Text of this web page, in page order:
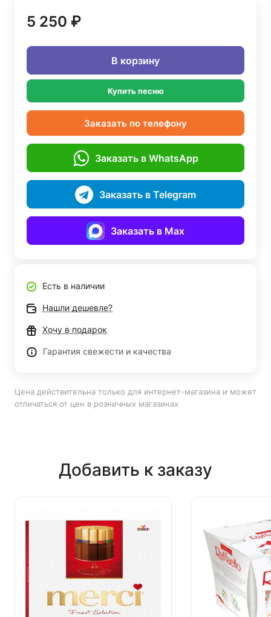
5 250 ₽
В корзину
Купить песню
Заказать по телефону
Заказать в WhatsApp
Заказать в Telegram
Заказать в Max
Есть в наличии
Нашли дешевле?
Хочу в подарок
Гарантия свежести и качества
Цена действительна только для интернет-магазина и может
отличаться от цен в розничных магазинах
Добавить к заказу